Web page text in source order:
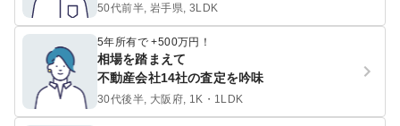
50代前半, 岩手県, 3LDK
5年所有で +500万円！
相場を踏まえて
不動産会社14社の査定を吟味
30代後半, 大阪府, 1K・1LDK